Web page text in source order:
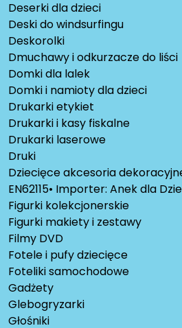
Deserki dla dzieci
Deski do windsurfingu
Deskorolki
Dmuchawy i odkurzacze do liści
Domki dla lalek
Domki i namioty dla dzieci
Drukarki etykiet
Drukarki i kasy fiskalne
Drukarki laserowe
Druki
Dziecięce akcesoria
EN62115• Importer: Anek dla
Figurki kolekcjonerskie
Figurki makiety i zestawy
Filmy DVD
Fotele i pufy dziecięce
Foteliki samochodowe
Gadżety
Glebogryzarki
Głośniki